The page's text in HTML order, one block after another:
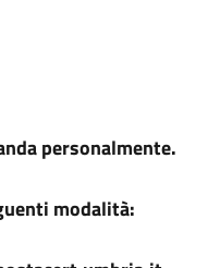
personalmente.
modalità: